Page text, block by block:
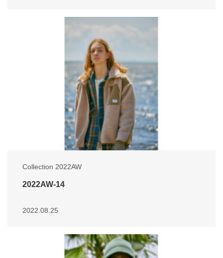
Collection 2022AW
2022AW-14
2022.08.25